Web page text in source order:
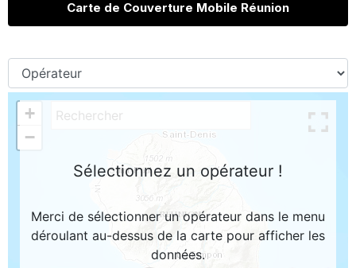
Carte de Couverture Mobile Réunion